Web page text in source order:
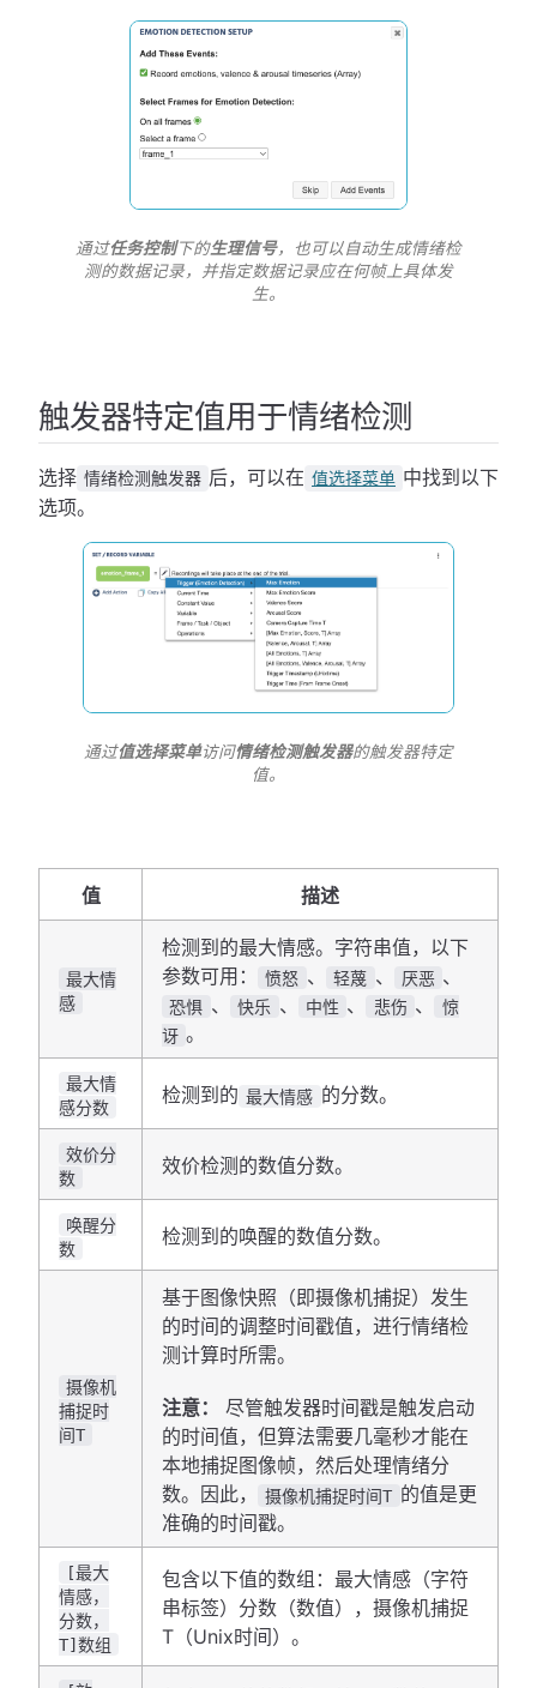
通过任务控制下的生理信号，也可以自动生成情绪检
测的数据记录，并指定数据记录应在何帧上具体发
生。
触发器特定值用于情绪检测
选择 情绪检测触发器 后，可以在 值选择菜单 中找到以下
选项。
通过值选择菜单访问情绪检测触发器的触发器特定
值。
值 描述
最大情
感
检测到的最大情感。字符串值，以下
参数可用：
愤怒 、 轻蔑 、 厌恶 、
恐惧 、 快乐 、 中性 、 悲伤 、
惊
讶 。
最大情
感分数
检测到的 最大情感 的分数。
效价分
数
效价检测的数值分数。
唤醒分
数
检测到的唤醒的数值分数。
摄像机
捕捉时
间T
基于图像快照（即摄像机捕捉）发生
的时间的调整时间戳值，进行情绪检
测计算时所需。
注意：
尽管触发器时间戳是触发启动
的时间值，但算法需要几毫秒才能在
本地捕捉图像帧，然后处理情绪分
数。因此，
摄像机捕捉时间T 的值是更
准确的时间戳。
[最大
情感，
分数，
T]数组
包含以下值的数组：最大情感（字符
串标签）分数（数值），摄像机捕捉
T（Unix时间）。